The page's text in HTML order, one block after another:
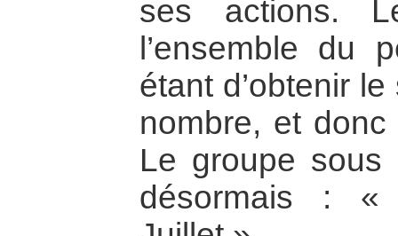
ses actions.
l’ensemble du
étant d’obtenir
nombre, et
Le groupe sous
désormais : «